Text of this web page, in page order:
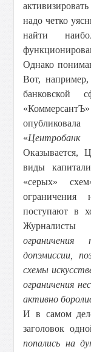
надо четко
найти
Однако
Вот,
банковской
«Центробанк
Оказывается,
виды
«серых»
ограничения
поступают в
допэмиссии,
схемы
ограничения
активно
И в самом
заголовок
попались на